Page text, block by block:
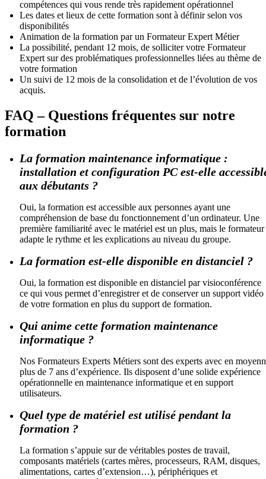
compétences qui vous rende très rapidement opérationnel
Les dates et lieux de cette formation sont à définir selon vos
disponibilités
Animation de la formation par un Formateur Expert Métier
La possibilité, pendant 12 mois, de solliciter votre Formateur
Expert sur des problématiques professionnelles liées au thème de
votre formation
Un suivi de 12 mois de la consolidation et de l’évolution de vos
acquis.
FAQ – Questions fréquentes sur notre
formation
La formation maintenance informatique :
installation et configuration PC est-elle
aux débutants ?
Oui, la formation est accessible aux personnes ayant une
compréhension de base du fonctionnement d’un ordinateur. Une
première familiarité avec le matériel est un plus, mais le formateur
adapte le rythme et les explications au niveau du groupe.
La formation est-elle disponible en distanciel ?
Oui, la formation est disponible en distanciel par visioconférence
ce qui vous permet d’enregistrer et de conserver un support vidéo
de votre formation en plus du support de formation.
Qui anime cette formation maintenance
informatique ?
Nos Formateurs Experts Métiers sont des experts avec en
plus de 7 ans d’expérience. Ils disposent d’une solide expérience
opérationnelle en maintenance informatique et en support
utilisateurs.
Quel type de matériel est utilisé pendant la
formation ?
La formation s’appuie sur de véritables postes de travail,
composants matériels (cartes mères, processeurs, RAM, disques,
alimentations, cartes d’extension…), périphériques et